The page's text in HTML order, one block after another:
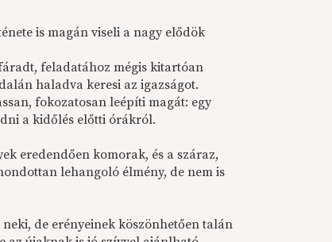
is magán viseli a nagy elődök
feladatához mégis kitartóan
haladva keresi az igazságot.
fokozatosan leépíti magát: egy
a kidőlés előtti órákról.
eredendően komorak, és a száraz,
lehangoló élmény, de nem is
de erényeinek köszönhetően talán